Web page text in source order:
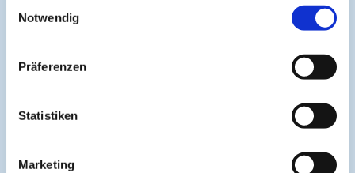
Notwendig
Präferenzen
Statistiken
Marketing
About
Cogitando-GmbH
91077 Neunkirchen am Brand